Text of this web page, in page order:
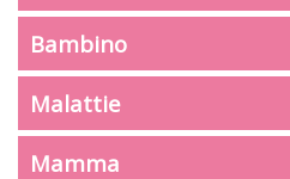
Bambino
Malattie
Mamma